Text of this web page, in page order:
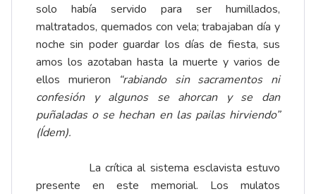
solo había servido para ser humillados,
maltratados, quemados con vela; trabajaban día y
noche sin poder guardar los días de fiesta, sus
amos los azotaban hasta la muerte y varios de
ellos murieron
“rabiando sin sacramentos ni
confesión y algunos se ahorcan y se dan
puñaladas o se hechan en las pailas hirviendo”
(Ídem).
La crítica al sistema esclavista estuvo
presente en este memorial. Los mulatos